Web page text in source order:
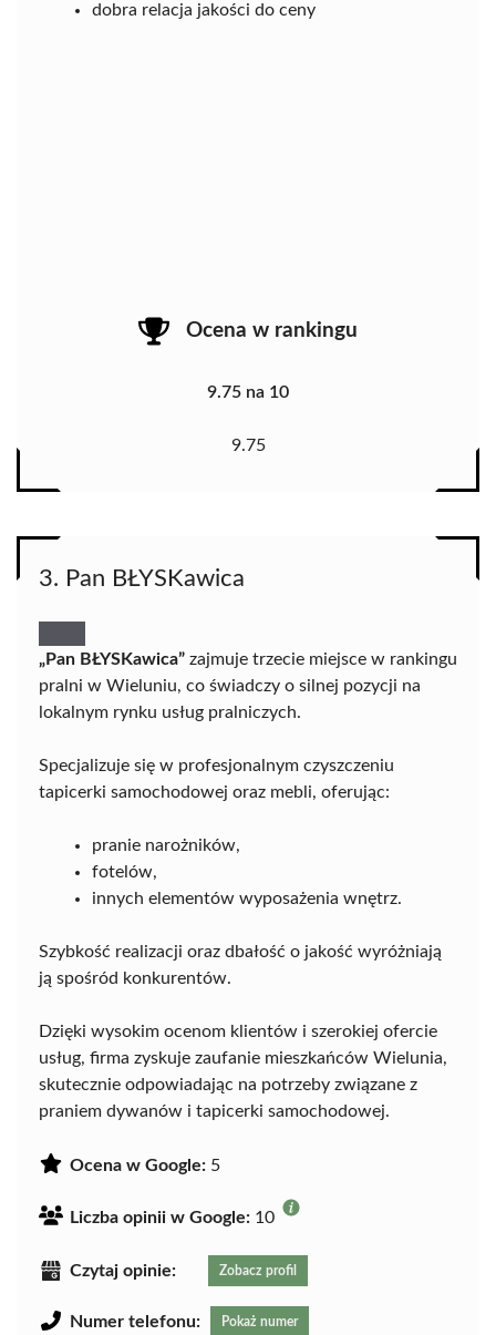
dobra relacja jakości do ceny
Ocena w rankingu
9.75 na 10
9.75
3. Pan BŁYSKawica
„Pan BŁYSKawica” zajmuje trzecie miejsce w rankingu
pralni w Wieluniu, co świadczy o silnej pozycji na
lokalnym rynku usług pralniczych.
Specjalizuje się w profesjonalnym czyszczeniu
tapicerki samochodowej oraz mebli, oferując:
pranie narożników,
fotelów,
innych elementów wyposażenia wnętrz.
Szybkość realizacji oraz dbałość o jakość wyróżniają
ją spośród konkurentów.
Dzięki wysokim ocenom klientów i szerokiej ofercie
usług, firma zyskuje zaufanie mieszkańców Wielunia,
skutecznie odpowiadając na potrzeby związane z
praniem dywanów i tapicerki samochodowej.
Ocena w Google: 5
Liczba opinii w Google: 10
Czytaj opinie: Zobacz profil
Numer telefonu: Pokaż numer